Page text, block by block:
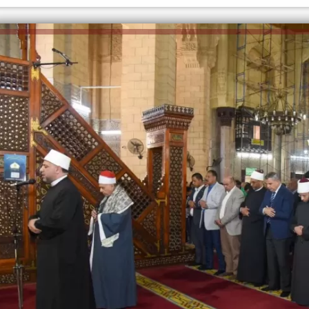
إلهام شرشر تكتب: دي مبقتش كورة..
دي سياسة
الكاتبة إلهام شرشر تهنئ الرئيس
السيسي بعيد ميلاده وتُشيد بجهوده
في بناء الدولة